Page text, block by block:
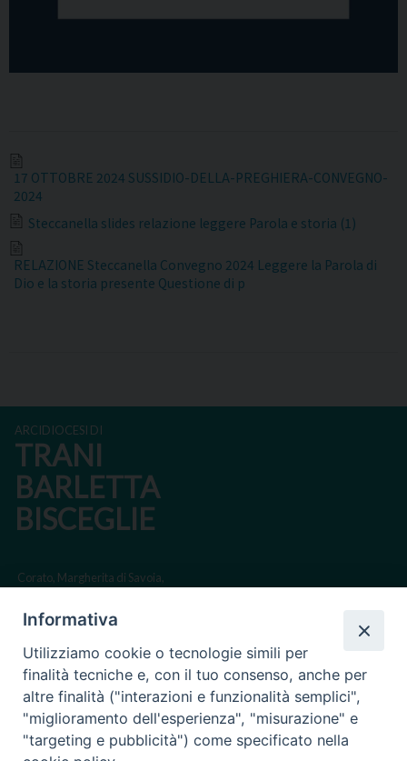
17 OTTOBRE 2024 SUSSIDIO-DELLA-PREGHIERA-CONVEGNO-
2024
Steccanella slides relazione leggere Parola e storia (1)
RELAZIONE Steccanella Convegno 2024 Leggere la Parola di
Dio e la storia presente Questione di p
ARCIDIOCESI DI
TRANI
BARLETTA
BISCEGLIE
Corato, Margherita di Savoia,
Regione ecclesiastica Puglia
Via Beltrani, 9
76125 Trani BT
Centralino Tel. 0883 494211
Informativa
Utilizziamo cookie o tecnologie simili per
finalità tecniche e, con il tuo consenso, anche per
altre finalità ("interazioni e funzionalità semplici",
"miglioramento dell'esperienza", "misurazione" e
"targeting e pubblicità") come specificato nella